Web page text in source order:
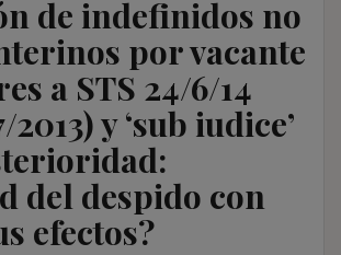
de indefinidos no
por vacante
a STS 24/6/14
2013) y ‘sub iudice’
del despido con
efectos?